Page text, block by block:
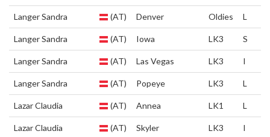
Langer Sandra (AT) Denver Oldies L
Langer Sandra (AT) Iowa LK3 S
Langer Sandra (AT) Las Vegas LK3 I
Langer Sandra (AT) Popeye LK3 L
Lazar Claudia (AT) Annea LK1 L
Lazar Claudia (AT) Skyler LK3 I